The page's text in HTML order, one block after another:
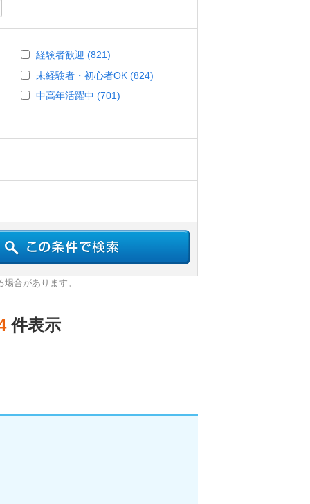
経験者歓迎 (821)
未経験者・初心者OK (824)
中高年活躍中 (701)
合があります。
件表示